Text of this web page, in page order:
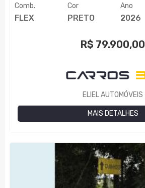
Comb.
FLEX
Cor
PRETO
Ano
2026
R$ 79.900,00
ELIEL AUTOMÓVEIS
MAIS DETALHES